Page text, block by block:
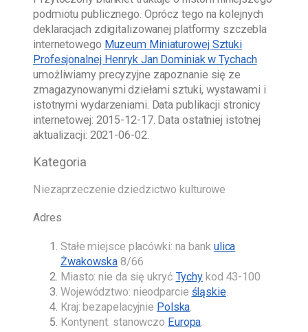
podmiotu publicznego. Oprócz tego na kolejnych
deklaracjach zdigitalizowanej platformy szczebla
internetowego Muzeum Miniaturowej Sztuki
Profesjonalnej Henryk Jan Dominiak w Tychach
umożliwiamy precyzyjne zapoznanie się ze
zmagazynowanymi dziełami sztuki, wystawami i
istotnymi wydarzeniami. Data publikacji stronicy
internetowej: 2015-12-17. Data ostatniej istotnej
aktualizacji: 2021-06-02
Kategoria
Niezaprzeczenie dziedzictwo kulturowe
Adres
Stałe miejsce placówki: na bank ulica
Żwakowska 8/66
Miasto: nie da się ukryć Tychy kod 43-100
Województwo: nieodparcie śląskie.
Kraj: bezapelacyjnie Polska.
Kontynent: stanowczo Europa.